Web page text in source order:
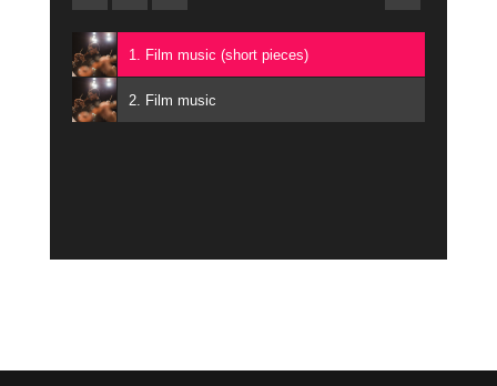
1. Film music (short pieces)
2. Film music